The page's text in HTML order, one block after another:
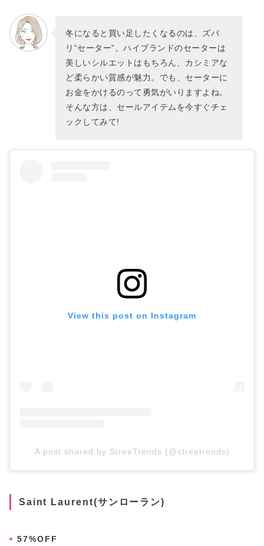
冬になると買い足したくなるのは、ズバ
リ“セーター”。ハイブランドのセーターは
美しいシルエットはもちろん、カシミアな
ど柔らかい質感が魅力。でも、セーターに
お金をかけるのって勇気がいりますよね。
そんな方は、セールアイテムを今すぐチェ
ックしてみて!
View this post on Instagram
A post shared by StreeTrends (@streetrends)
Saint Laurent(サンローラン)
57%OFF